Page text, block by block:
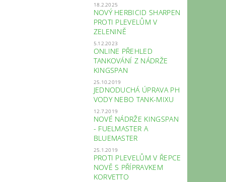
18.2.2025
NOVÝ HERBICID SHARPEN
PROTI PLEVELŮM V
ZELENINĚ
5.12.2023
ONLINE PŘEHLED
TANKOVÁNÍ Z NÁDRŽE
KINGSPAN
25.10.2019
JEDNODUCHÁ ÚPRAVA PH
VODY NEBO TANK-MIXU
12.7.2019
NOVÉ NÁDRŽE KINGSPAN
- FUELMASTER A
BLUEMASTER
25.1.2019
PROTI PLEVELŮM V ŘEPCE
NOVĚ S PŘÍPRAVKEM
KORVETTO